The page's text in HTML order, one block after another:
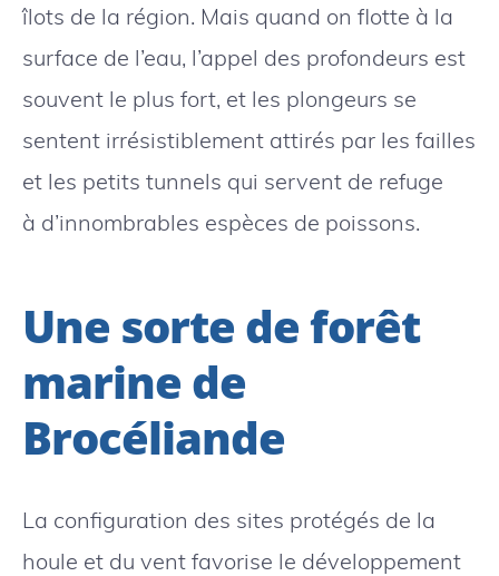
îlots de la région. Mais quand on flotte à la
surface de l’eau, l’appel des profondeurs est
souvent le plus fort, et les plongeurs se
sentent irrésistiblement attirés par les failles
et les petits tunnels qui servent de refuge
à d’innombrables espèces de poissons.
Une sorte de forêt
marine de
Brocéliande
La configuration des sites protégés de la
houle et du vent favorise le développement